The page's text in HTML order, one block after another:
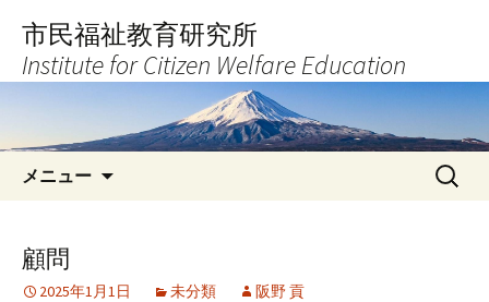
へ
キ
市民福祉教育研究所
Institute for Citizen Welfare Education
メニュー
検
索:
顧問
2025年1月1日 未分類 阪野 貢